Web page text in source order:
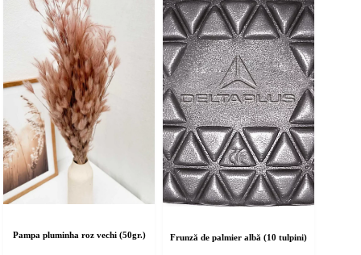
Pampa pluminha roz vechi (50gr.) Frunză de palmier albă (10 tulpini)